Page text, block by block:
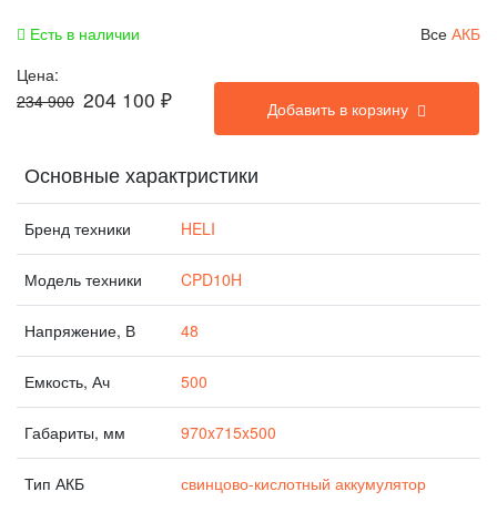
Есть в наличии Все АКБ
Цена:
234 900 204 100 ₽ Добавить в корзину
Основные характристики
Бренд техники HELI
Модель техники CPD10H
Напряжение, В 48
Емкость, Ач 500
Габариты, мм 970x715x500
Тип АКБ свинцово-кислотный аккумулятор